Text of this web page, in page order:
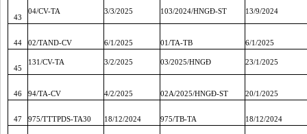
43
04/CV-TA 3/3/2025 103/2024/HNGĐ-ST 13/9/2024
44 02/TAND-CV 6/1/2025 01/TA-TB 6/1/2025
45
131/CV-TA 3/2/2025 03/2025/HNGĐ 23/1/2025
46 94/TA-CV 4/2/2025 02A/2025/HNGĐ-ST 20/1/2025
47 975/TTTPDS-TA30 18/12/2024 975/TB-TA 18/12/2024